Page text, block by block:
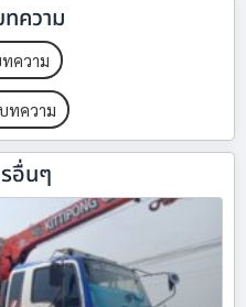
ความ
ความ
ทความ
อื่นๆ